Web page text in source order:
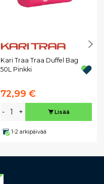
Kari Traa Traa Duffel Bag
50L Pinkki
72,99 €
- + Lisää
1-2 arkipäivää